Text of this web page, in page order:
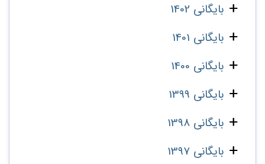
بایگانی 1402
بایگانی 1401
بایگانی 1400
بایگانی 1399
بایگانی 1398
بایگانی 1397